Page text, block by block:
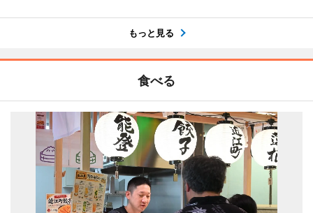
もっと見る
食べる